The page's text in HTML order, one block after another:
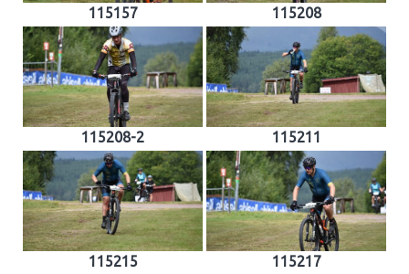
115157 115208
115208-2 115211
115215 115217